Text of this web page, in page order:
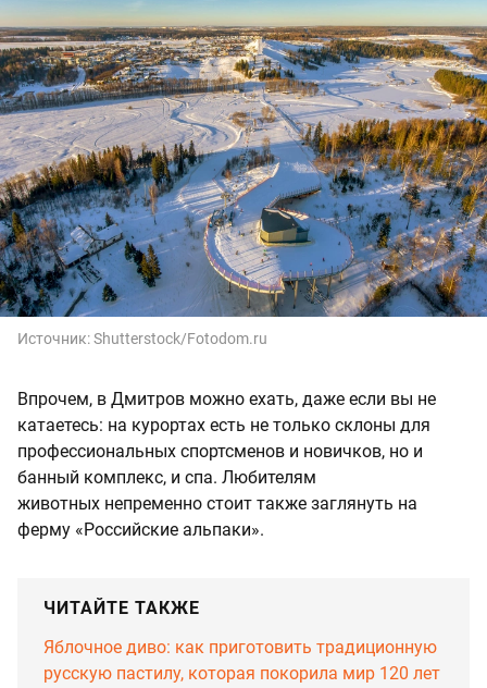
Источник:Shutterstock/Fotodom.ru
Впрочем, в Дмитров можно ехать, даже если вы не
катаетесь: на курортах есть не только склоны для
профессиональных спортсменов и новичков, но и
банный комплекс, и спа. Любителям
животных непременно стоит также заглянуть на
ферму «Российские альпаки».
ЧИТАЙТЕ ТАКЖЕ
Яблочное диво: как приготовить традиционную
русскую пастилу, которая покорила мир 120 лет